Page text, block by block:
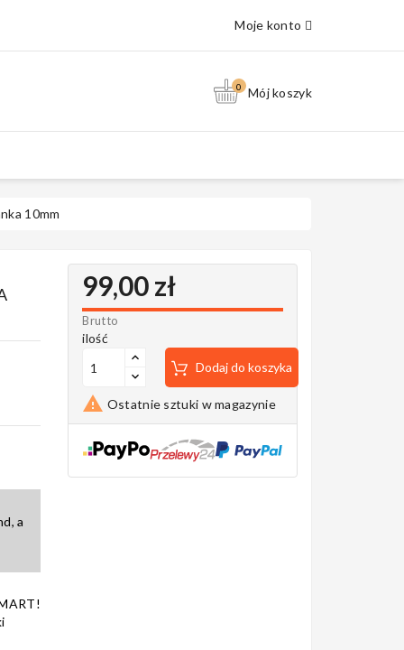
Moje konto
0 Mój koszyk
10mm
a
99,00 zł
Brutto
ilość
Dodaj do koszyka
 Ostatnie sztuki w magazynie